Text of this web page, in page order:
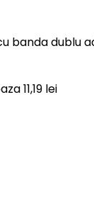
banda dublu
11,19 lei